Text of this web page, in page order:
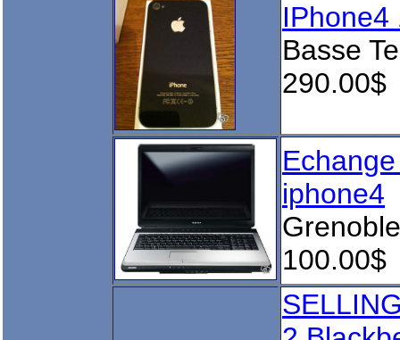
IPhone4
Basse
290.00$
iphone4
Grenoble
100.00$